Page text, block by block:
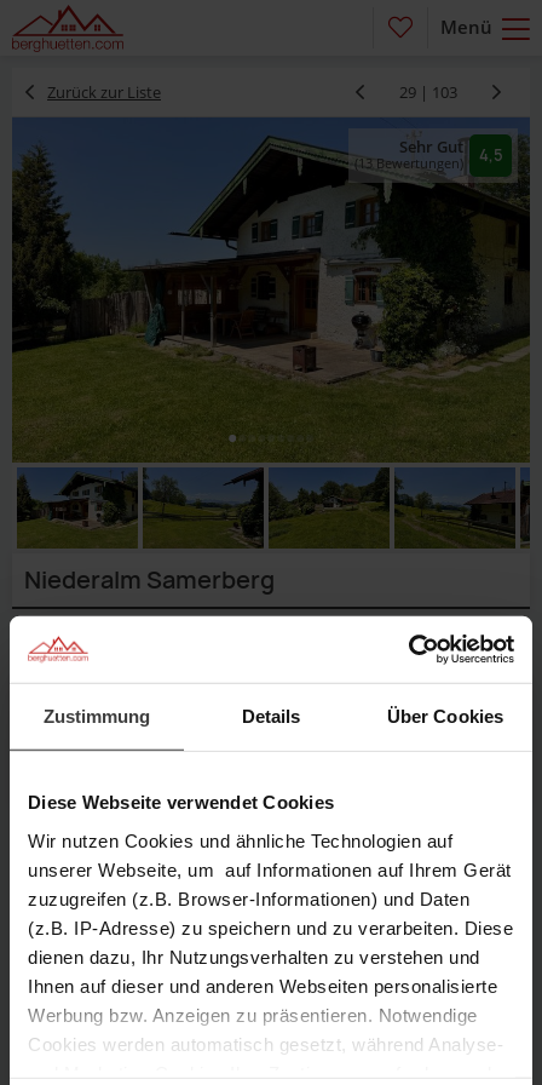
Zustimmung Details Über Cookies
Diese Webseite verwendet Cookies
Wir nutzen Cookies und ähnliche Technologien auf
unserer Webseite, um auf Informationen auf Ihrem Gerät
zuzugreifen (z.B. Browser-Informationen) und Daten
(z.B. IP-Adresse) zu speichern und zu verarbeiten. Diese
dienen dazu, Ihr Nutzungsverhalten zu verstehen und
Ihnen auf dieser und anderen Webseiten personalisierte
Werbung bzw. Anzeigen zu präsentieren. Notwendige
Cookies werden automatisch gesetzt, während Analyse-
Menü
Zurück zur Liste 29 | 103
4,5
Sehr Gut
(13 Bewertungen)
Niederalm Samerberg
an,
Verfügbarkeit prüfen
6 Personen 3 Schlafzimmer
70 m² Größe 700 m Höhe
Beschreibung
Aussenansicht
1/24 Aussicht
2/24 Aussenansicht
3/24 Aussenansicht
Aussenansicht
5/24 Wohnküche
6/24
Geräumige
Wohnstube
7/24 Wohnküche
8/24
Wohnstube
mit
Sitzmöglichkeit
9/24 Schlafzimmer
10/24
11/24
Aufenthaltsraum
/